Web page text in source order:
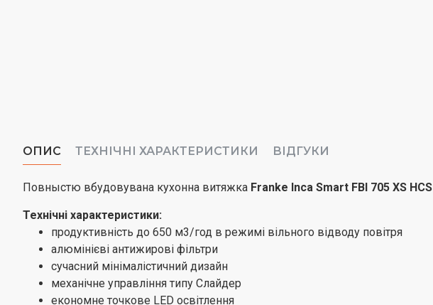
ОПИС ТЕХНІЧНІ ХАРАКТЕРИСТИКИ ВІДГУКИ
Повныстю вбудовувана кухонна витяжка Franke Inca Smart FBI 705 XS HCS
Технічні характеристики:
продуктивність до 650 м3/год в режимі вільного відводу повітря
алюмінієві антижирові фільтри
сучасний мінімалістичний дизайн
механічне управління типу Слайдер
економне точкове LED освітлення